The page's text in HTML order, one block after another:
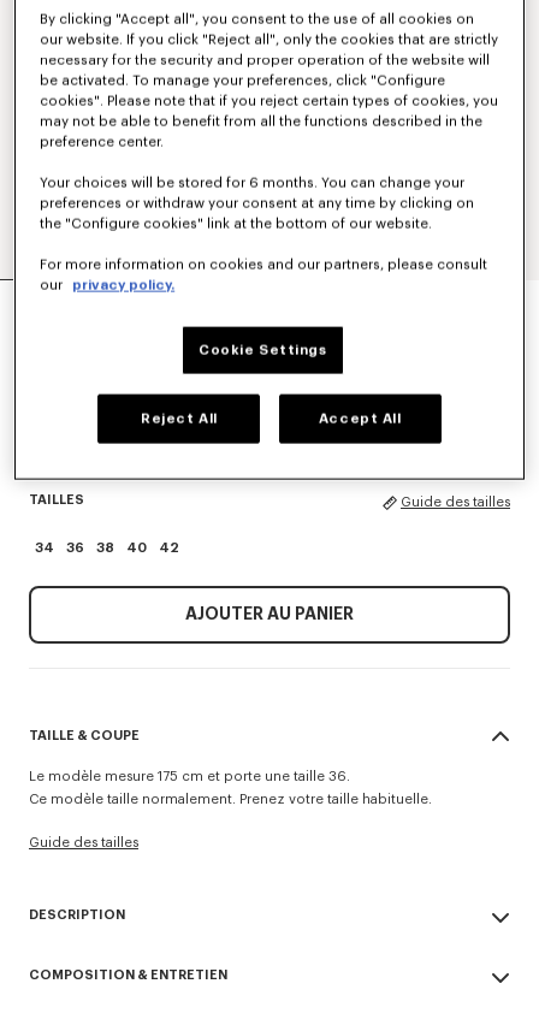
BLAZER KIMONO EN LAINE VIERGE
TAILLES Guide des tailles
34 36 38 40 42
AJOUTER AU PANIER
TAILLE & COUPE
Le modèle mesure 175 cm et porte une taille 36.
Ce modèle taille normalement. Prenez votre taille habituelle.
Guide des tailles
DESCRIPTION
Laine vierge et doublure en satin.
COMPOSITION & ENTRETIEN
By clicking "Accept all", you consent to the use of all cookies on
our website. If you click "Reject all", only the cookies that are strictly
necessary for the security and proper operation of the website will
be activated. To manage your preferences, click "Configure
cookies". Please note that if you reject certain types of cookies, you
may not be able to benefit from all the functions described in the
preference center.
Your choices will be stored for 6 months. You can change your
preferences or withdraw your consent at any time by clicking on
the "Configure cookies" link at the bottom of our website.
For more information on cookies and our partners, please consult
our
privacy policy.
Cookie Settings
Reject All Accept All